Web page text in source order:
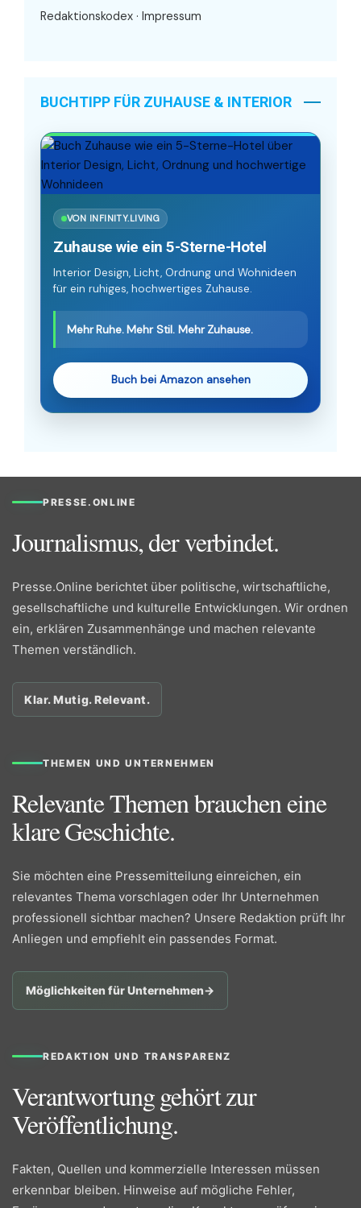
Redaktionskodex · Impressum
BUCHTIPP FÜR ZUHAUSE & INTERIOR
VON INFINITY.LIVING
Zuhause wie ein 5-Sterne-Hotel
Interior Design, Licht, Ordnung und Wohnideen
für ein ruhiges, hochwertiges Zuhause.
Mehr Ruhe. Mehr Stil. Mehr Zuhause.
Buch bei Amazon ansehen
PRESSE.ONLINE
Journalismus, der verbindet.
Presse.Online berichtet über politische, wirtschaftliche,
gesellschaftliche und kulturelle Entwicklungen. Wir ordnen
ein, erklären Zusammenhänge und machen relevante
Themen verständlich.
Klar. Mutig. Relevant.
THEMEN UND UNTERNEHMEN
Relevante Themen brauchen eine
klare Geschichte.
Sie möchten eine Pressemitteilung einreichen, ein
relevantes Thema vorschlagen oder Ihr Unternehmen
professionell sichtbar machen? Unsere Redaktion prüft Ihr
Anliegen und empfiehlt ein passendes Format.
Möglichkeiten für Unternehmen→
REDAKTION UND TRANSPARENZ
Verantwortung gehört zur
Veröffentlichung.
Fakten, Quellen und kommerzielle Interessen müssen
erkennbar bleiben. Hinweise auf mögliche Fehler,